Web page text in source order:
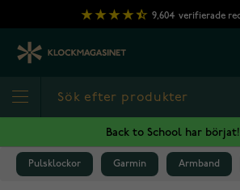
Hoppa till innehållet
9,604 verifierade
Back to School har
Pulsklockor Garmin Armband